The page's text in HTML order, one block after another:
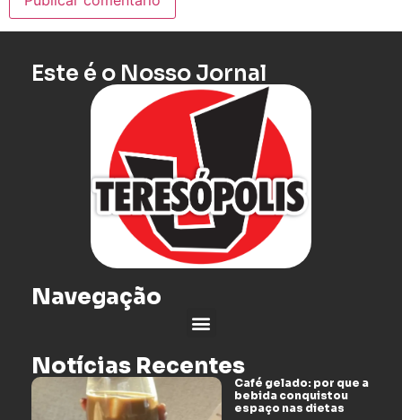
Este é o Nosso Jornal
Navegação
Notícias Recentes
Café gelado: por que a
bebida conquistou
espaço nas dietas